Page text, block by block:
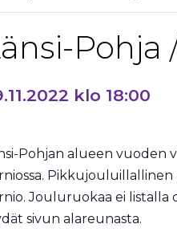
klo 18:00
Pohjan alueen vuoden
Pikkujouluillallinen
Jouluruokaa ei listalla
sivun alareunasta.